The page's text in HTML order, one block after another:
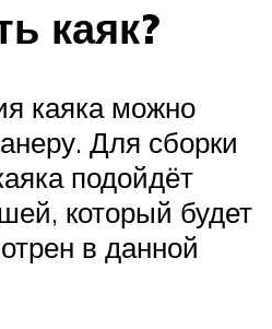
каяк?
каяка можно
Для сборки
подойдёт
который будет
в данной